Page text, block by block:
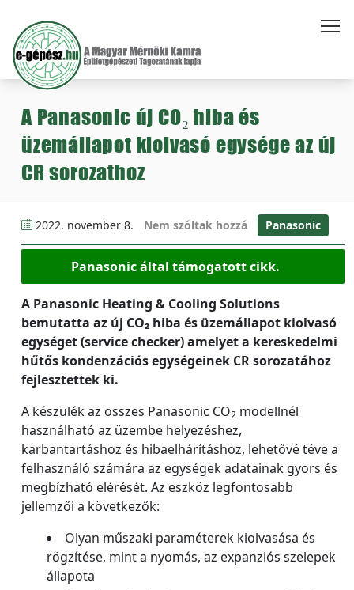
A Panasonic új CO₂ hiba és
üzemállapot kiolvasó egysége az új
CR sorozathoz
2022. november 8. Nem szóltak hozzá Panasonic
Panasonic által támogatott cikk.
A Panasonic Heating & Cooling Solutions
bemutatta az új CO₂ hiba és üzemállapot kiolvasó
egységet (service checker) amelyet a kereskedelmi
hűtős kondenzációs egységeinek CR sorozatához
fejlesztettek ki.
A készülék az összes Panasonic CO2 modellnél
használható az üzembe helyezéshez,
karbantartáshoz és hibaelhárításhoz, lehetővé téve a
felhasználó számára az egységek adatainak gyors és
megbízható elérését. Az eszköz legfontosabb
jellemzői a következők:
Olyan műszaki paraméterek kiolvasása és
rögzítése, mint a nyomás, az expanziós szelepek
állapota